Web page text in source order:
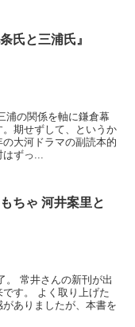
氏と三浦氏』
浦の関係を軸に鎌倉幕
期せずして、というか
大河ドラマの副読本的
はずっ...
ちゃ 河井案里と
。 常井さんの新刊が出
す。 よく取り上げた
ありましたが、本書を